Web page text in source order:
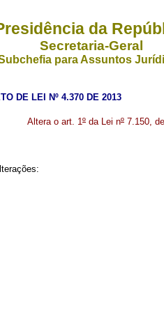
da
Secretaria-Geral
para Assuntos
DE LEI Nº 4.370 DE 2013
Altera o art. 1º da Lei nº 7.150,